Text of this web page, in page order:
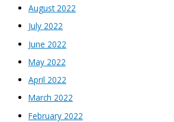
August 2022
July 2022
June 2022
May 2022
April 2022
March 2022
February 2022